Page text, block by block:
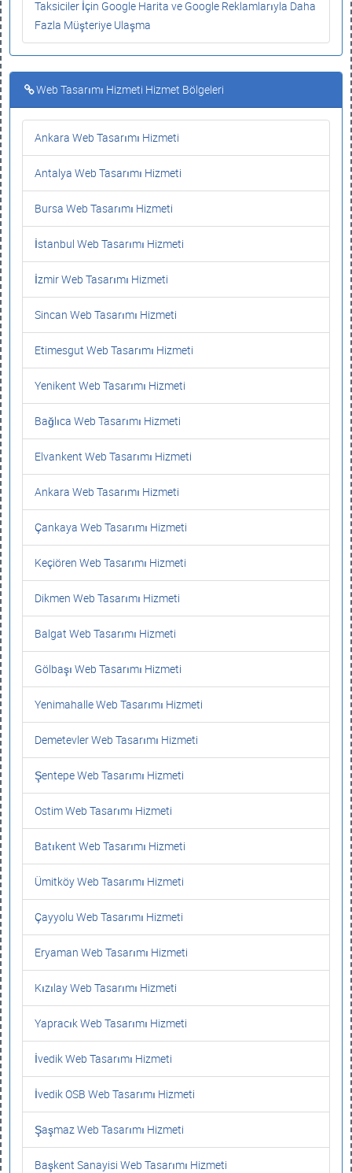
Taksiciler İçin Google Harita ve Google Reklamlarıyla Daha
Fazla Müşteriye Ulaşma
Web Tasarımı Hizmeti Hizmet Bölgeleri
Ankara Web Tasarımı Hizmeti
Antalya Web Tasarımı Hizmeti
Bursa Web Tasarımı Hizmeti
İstanbul Web Tasarımı Hizmeti
İzmir Web Tasarımı Hizmeti
Sincan Web Tasarımı Hizmeti
Etimesgut Web Tasarımı Hizmeti
Yenikent Web Tasarımı Hizmeti
Bağlıca Web Tasarımı Hizmeti
Elvankent Web Tasarımı Hizmeti
Ankara Web Tasarımı Hizmeti
Çankaya Web Tasarımı Hizmeti
Keçiören Web Tasarımı Hizmeti
Dikmen Web Tasarımı Hizmeti
Balgat Web Tasarımı Hizmeti
Gölbaşı Web Tasarımı Hizmeti
Yenimahalle Web Tasarımı Hizmeti
Demetevler Web Tasarımı Hizmeti
Şentepe Web Tasarımı Hizmeti
Ostim Web Tasarımı Hizmeti
Batıkent Web Tasarımı Hizmeti
Ümitköy Web Tasarımı Hizmeti
Çayyolu Web Tasarımı Hizmeti
Eryaman Web Tasarımı Hizmeti
Kızılay Web Tasarımı Hizmeti
Yapracık Web Tasarımı Hizmeti
İvedik Web Tasarımı Hizmeti
İvedik OSB Web Tasarımı Hizmeti
Şaşmaz Web Tasarımı Hizmeti
Başkent Sanayisi Web Tasarımı Hizmeti